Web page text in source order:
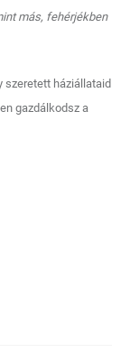
más, fehérjékben
szeretett háziállataid
gazdálkodsz a